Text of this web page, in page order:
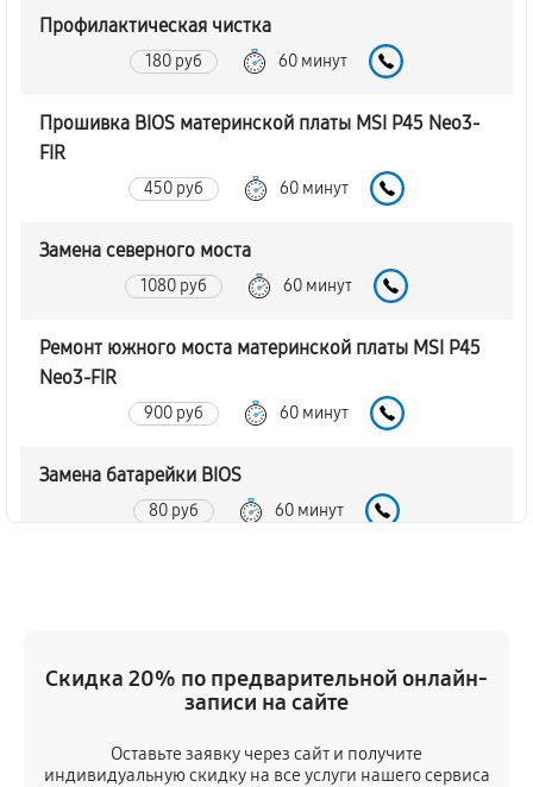
Профилактическая чистка
180 руб 60 минут
Прошивка BIOS материнской платы MSI P45 Neo3-
FIR
450 руб 60 минут
Замена северного моста
1080 руб 60 минут
Ремонт южного моста материнской платы MSI P45
Neo3-FIR
900 руб 60 минут
Замена батарейки BIOS
80 руб 60 минут
Скидка 20% по предварительной онлайн-
записи на сайте
Оставьте заявку через сайт и получите
индивидуальную скидку на все услуги нашего сервиса